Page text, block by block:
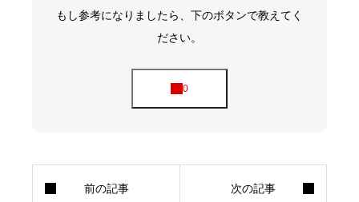
もし参考になりましたら、下のボタンで教えてく
ださい。